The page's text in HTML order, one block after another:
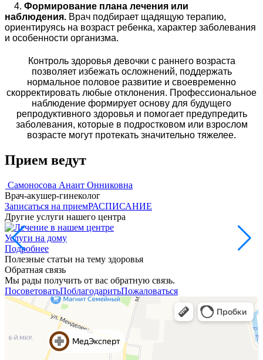
4. Формирование плана лечения или
наблюдения. Врач подбирает щадящую терапию,
ориентируясь на возраст ребенка, характер заболевания
и особенности организма.
Контроль здоровья девочки с раннего возраста
позволяет избежать осложнений, поддержать
нормальное половое развитие и своевременно
скорректировать любые отклонения. Профессиональное
наблюдение формирует основу для будущего
репродуктивного здоровья и помогает предупредить
заболевания, которые в подростковом или взрослом
возрасте могут протекать значительно тяжелее.
Прием ведут
Самоносова Анаит Онниковна
Врач-акушер-гинеколог
Записаться на приемРАСПИСАНИЕ
Другие услуги нашего центра
Услуги на дому
Подробнее
Полезные статьи на тему здоровья
Обратная связь
Мы рады получить от вас обратную связь.
ПосоветоватьПоблагодаритьПожаловаться